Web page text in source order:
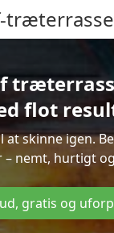
flot
skinne igen.
nemt, hurtigt
gratis og